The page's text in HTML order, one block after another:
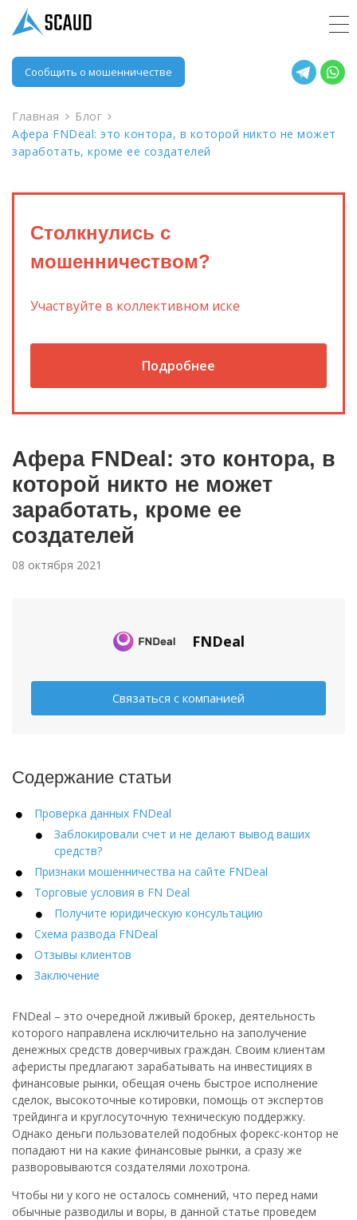
Сообщить о мошенничестве
Главная
Блог
Афера FNDeal: это контора, в которой никто не может
заработать, кроме ее создателей
Столкнулись с
мошенничеством?
Участвуйте в коллективном иске
Подробнее
Афера FNDeal: это контора, в
которой никто не может
заработать, кроме ее
создателей
08 октября 2021
FNDeal
Связаться с компанией
Содержание статьи
Проверка данных FNDeal
Заблокировали счет и не делают вывод ваших
средств?
Признаки мошенничества на сайте FNDeal
Торговые условия в FN Deal
Получите юридическую консультацию
Схема развода FNDeal
Отзывы клиентов
Заключение
FNDeal – это очередной лживый брокер, деятельность
которого направлена исключительно на заполучение
денежных средств доверчивых граждан. Своим клиентам
аферисты предлагают зарабатывать на инвестициях в
финансовые рынки, обещая очень быстрое исполнение
сделок, высокоточные котировки, помощь от экспертов
трейдинга и круглосуточную техническую поддержку.
Однако деньги пользователей подобных форекс-контор не
попадают ни на какие финансовые рынки, а сразу же
разворовываются создателями лохотрона.
Чтобы ни у кого не осталось сомнений, что перед нами
обычные разводилы и воры, в данной статье проведем